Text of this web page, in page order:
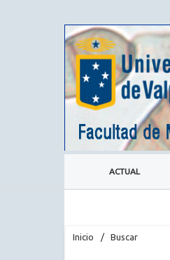
ACTUAL
Inicio / Buscar